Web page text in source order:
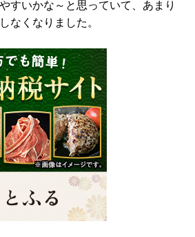
すいかな～と思っていて、あまり
なくなりました。